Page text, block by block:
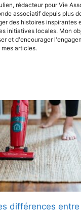
rédacteur pour Vie
associatif depuis plus
des histoires inspirantes
initiatives locales. Mon
et d'encourager
articles.
différences